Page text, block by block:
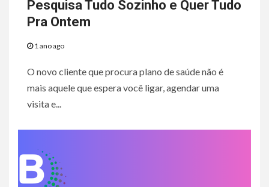
Pesquisa Tudo Sozinho e Quer Tudo
Pra Ontem
1 ano ago
O novo cliente que procura plano de saúde não é
mais aquele que espera você ligar, agendar uma
visita e...